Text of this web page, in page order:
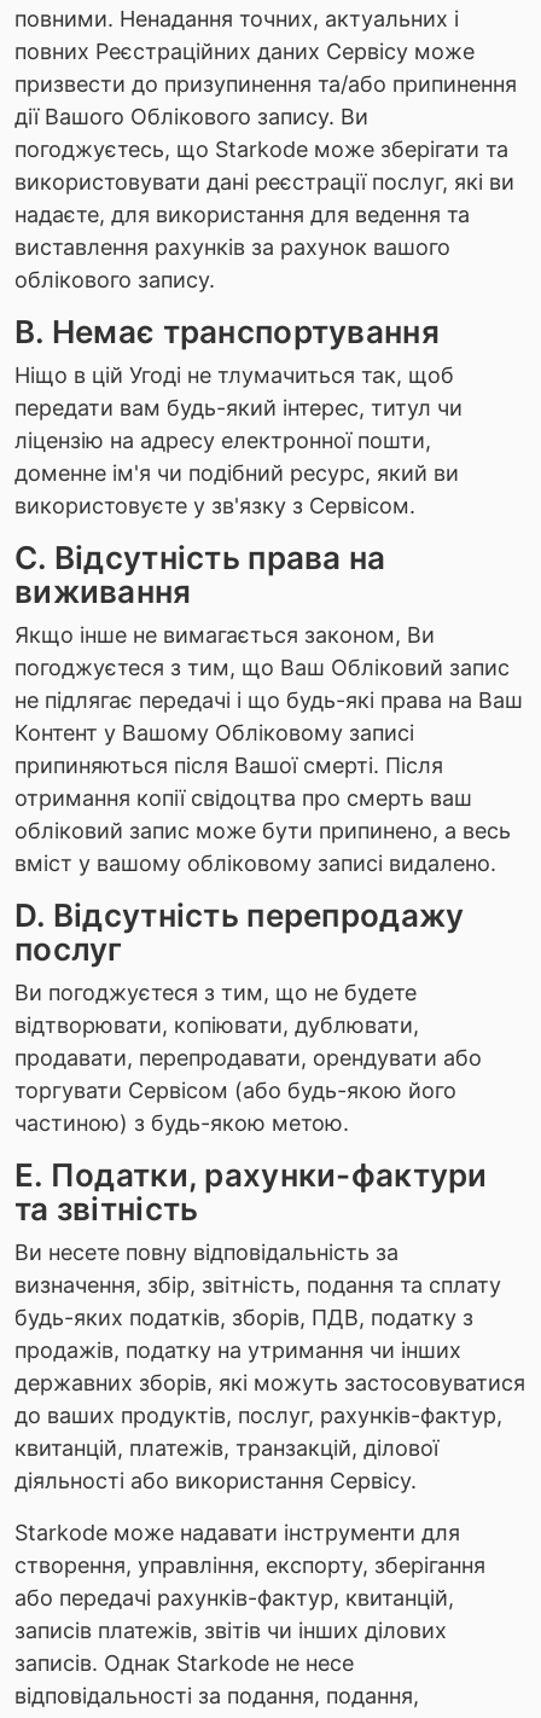
повними. Ненадання точних, актуальних і
повних Реєстраційних даних Сервісу може
призвести до призупинення та/або припинення
дії Вашого Облікового запису. Ви
погоджуєтесь, що Starkode може зберігати та
використовувати дані реєстрації послуг, які ви
надаєте, для використання для ведення та
виставлення рахунків за рахунок вашого
облікового запису.
B. Немає транспортування
Ніщо в цій Угоді не тлумачиться так, щоб
передати вам будь-який інтерес, титул чи
ліцензію на адресу електронної пошти,
доменне ім'я чи подібний ресурс, який ви
використовуєте у зв'язку з Сервісом.
C. Відсутність права на
виживання
Якщо інше не вимагається законом, Ви
погоджуєтеся з тим, що Ваш Обліковий запис
не підлягає передачі і що будь-які права на Ваш
Контент у Вашому Обліковому записі
припиняються після Вашої смерті. Після
отримання копії свідоцтва про смерть ваш
обліковий запис може бути припинено, а весь
вміст у вашому обліковому записі видалено.
D. Відсутність перепродажу
послуг
Ви погоджуєтеся з тим, що не будете
відтворювати, копіювати, дублювати,
продавати, перепродавати, орендувати або
торгувати Сервісом (або будь-якою його
частиною) з будь-якою метою.
E. Податки, рахунки-фактури
та звітність
Ви несете повну відповідальність за
визначення, збір, звітність, подання та сплату
будь-яких податків, зборів, ПДВ, податку з
продажів, податку на утримання чи інших
державних зборів, які можуть застосовуватися
до ваших продуктів, послуг, рахунків-фактур,
квитанцій, платежів, транзакцій, ділової
діяльності або використання Сервісу.
Starkode може надавати інструменти для
створення, управління, експорту, зберігання
або передачі рахунків-фактур, квитанцій,
записів платежів, звітів чи інших ділових
записів. Однак Starkode не несе
відповідальності за подання, подання,